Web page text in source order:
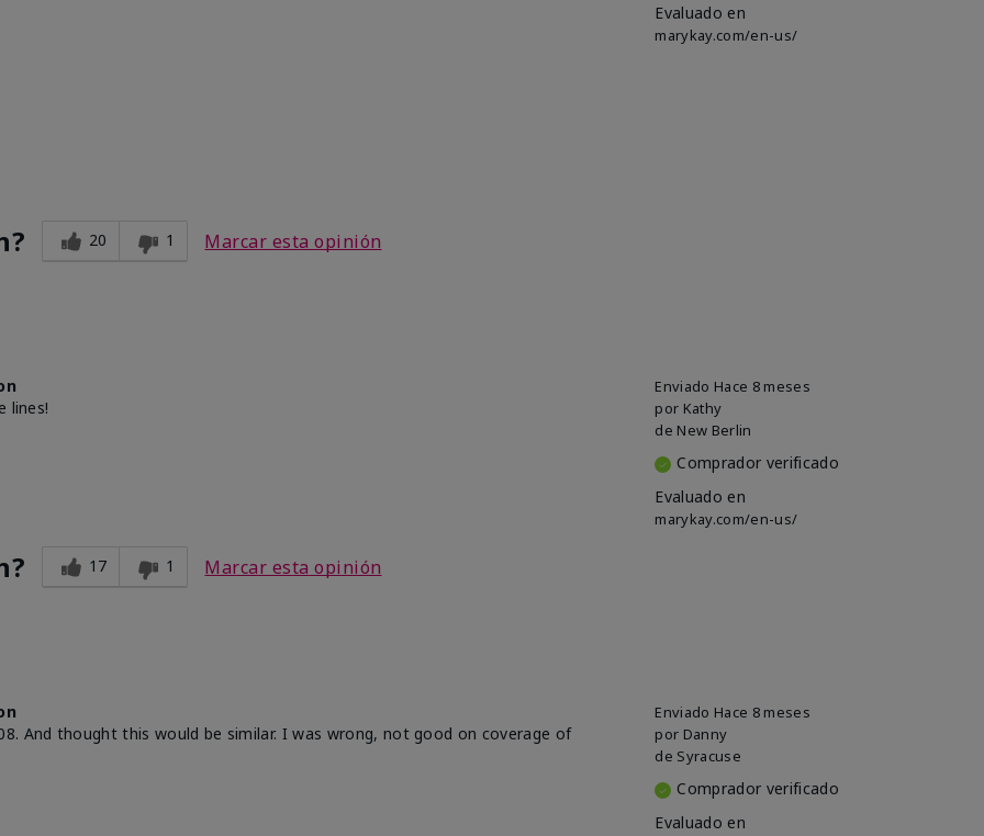
Evaluado en
marykay.com/en-us/
20 1 Marcar esta opinión
Enviado Hace 8 meses
por Kathy
de New Berlin
Comprador verificado
Evaluado en
marykay.com/en-us/
lines!
17 1 Marcar esta opinión
Enviado Hace 8 meses
por Danny
de Syracuse
Comprador verificado
Evaluado en
And thought this would be similar. I was wrong, not good on coverage of